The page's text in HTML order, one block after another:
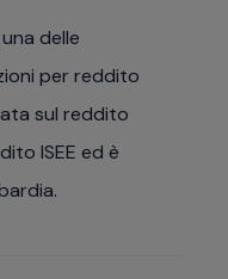
delle
per reddito
sul reddito
ISEE ed è